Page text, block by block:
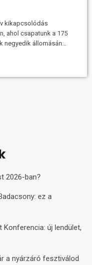
kikapcsolódás
ahol csapatunk a 175
negyedik állomásán
Összeszedtük a
2026-ban?
ez a
Konferencia: új lendület,
a nyárzáró fesztiválod